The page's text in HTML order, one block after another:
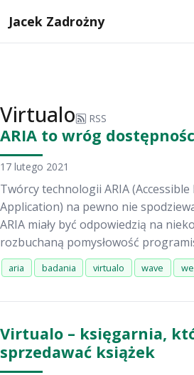
Jacek Zadrożny
Virtualo RSS
ARIA to wróg
17 lutego 2021
Twórcy technologii ARIA
Application) na pewno nie
ARIA miały być odpowiedzią na
rozbuchaną pomysłowość
aria badania virtualo wave
Virtualo – księgarnia,
sprzedawać książek